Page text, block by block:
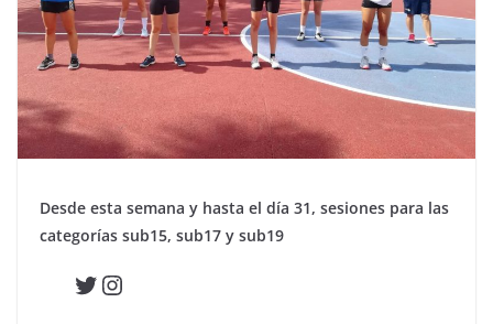
Desde esta semana y hasta el día 31, sesiones para las
categorías sub15, sub17 y sub19
Twitter
Instagram